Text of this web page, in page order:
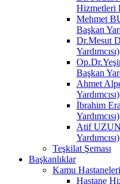
Hizmetleri
Mehmet
Başkan
Dr.Mesut
Yardımcısı)
Başkan
Ahmet
Yardımcısı)
İbrahim
Yardımcısı)
Atif
Yardımcısı)
Teşkilat Şeması
Başkanlıklar
Kamu
Hastane